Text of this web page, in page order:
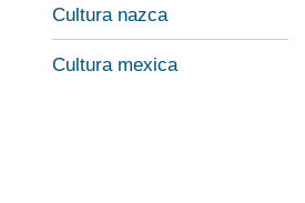
Cultura nazca
Cultura mexica